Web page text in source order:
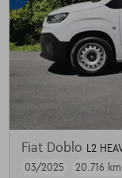
Fiat Doblo
L2
03/2025
20.716 km